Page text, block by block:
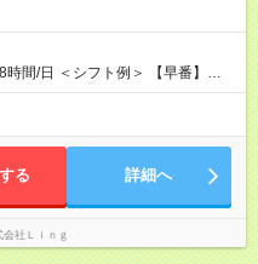
支給。 スキルアップが収入アッ
、本採用時と異なる部分がありま
＞ 【早番】
ご事情に合わ
はありません！
、プライベートもしっかり大切
す♪
る 詳細へ
会社Ｌｉｎｇ